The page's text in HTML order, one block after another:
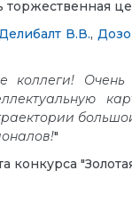
торжественная
В.В.,
коллеги!
"
конкурса